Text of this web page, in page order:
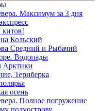
Максимум за 3 дня
китов!
Кольский
Средний и Рыбачий
Водопады
Арктики
Териберка
осень
Полное погружение
полуострову